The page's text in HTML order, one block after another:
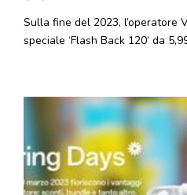
Sulla fine del 2023, l’operatore
speciale ‘Flash Back 120’ da